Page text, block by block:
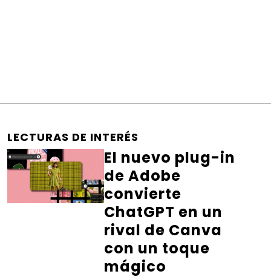
LECTURAS DE INTERÉS
El nuevo plug-in
de Adobe
convierte
ChatGPT en un
rival de Canva
con un toque
mágico